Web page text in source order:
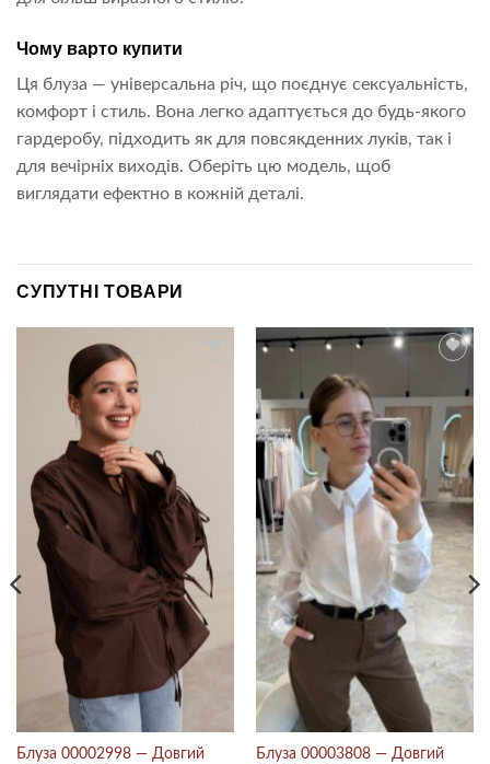
Чому варто купити
Ця блуза — універсальна річ, що поєднує сексуальність,
комфорт і стиль. Вона легко адаптується до будь-якого
гардеробу, підходить як для повсякденних луків, так і
для вечірніх виходів. Оберіть цю модель, щоб
виглядати ефектно в кожній деталі.
СУПУТНІ ТОВАРИ
Блуза 00002998 — Довгий
Блуза 00003808 — Довгий